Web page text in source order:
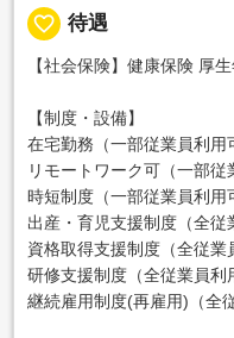
favorite_border 待遇
【社会保険】健康保険 厚
【制度・設備】
在宅勤務（一部従業員利用
リモートワーク可（一部従
時短制度（一部従業員利用
出産・育児支援制度（全従
資格取得支援制度（全従業
研修支援制度（全従業員利
継続雇用制度(再雇用)（全